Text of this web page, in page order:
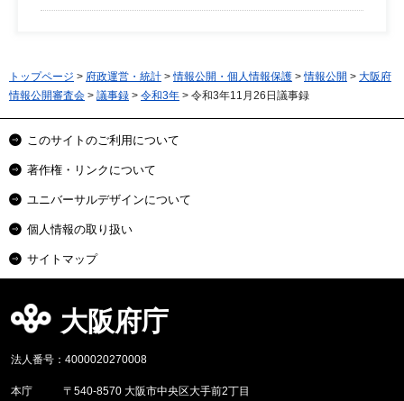
トップページ > 府政運営・統計 >情報公開・個人情報保護 >情報公開 > 大阪府
情報公開審査会 > 議事録 > 令和3年 > 令和3年11月26日議事録
このサイトのご利用について
著作権・リンクについて
ユニバーサルデザインについて
個人情報の取り扱い
サイトマップ
大阪府庁
法人番号：4000020270008
本庁
〒540-8570 大阪市中央区大手前2丁目